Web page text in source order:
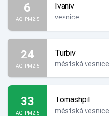
6
AQI PM2.5
Ivaniv
vesnice
24
AQI PM2.5
Turbiv
městská vesnice
33
AQI PM2.5
Tomashpil
městská vesnice